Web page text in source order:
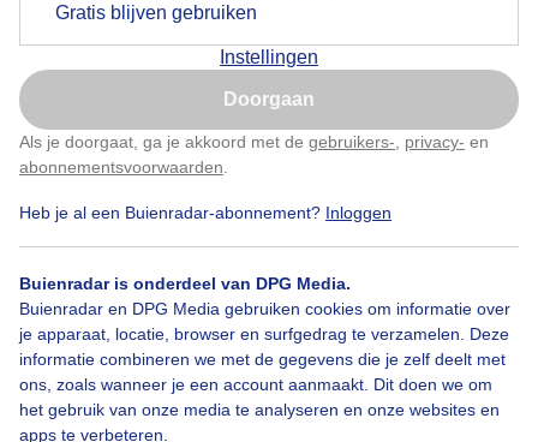
Gratis blijven gebruiken
Instellingen
Doorgaan
Als je doorgaat, ga je akkoord met de gebruikers- privacy- en
abonnementsvoorwaarden
Heb je al een Buienradar-abonnement? Inloggen
Buienradar is onderdeel van DPG Media.
Buienradar en DPG Media gebruiken cookies om informatie over
je apparaat, locatie, browser en surfgedrag te verzamelen. Deze
informatie combineren we met de gegevens die je zelf deelt met
ons, zoals wanneer je een account aanmaakt. Dit doen we om
het gebruik van onze media te analyseren en onze websites en
apps te verbeteren.
Door: ben Saanen
Bekijk slideshow
Nu niet, misschien later
Klik hierom dit aan te passen